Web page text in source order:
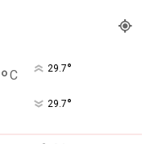
°C 29.7°
29.7°